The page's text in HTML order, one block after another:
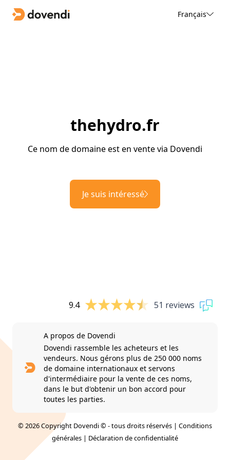
Français
thehydro.fr
Ce nom de domaine est en vente via Dovendi
Je suis intéressé
9.4 51 reviews
A propos de Dovendi
Dovendi rassemble les acheteurs et les
vendeurs. Nous gérons plus de 250 000 noms
de domaine internationaux et servons
d'intermédiaire pour la vente de ces noms,
dans le but d'obtenir un bon accord pour
toutes les parties.
© 2026 Copyright Dovendi © - tous droits réservés | Conditions
générales | Déclaration de confidentialité